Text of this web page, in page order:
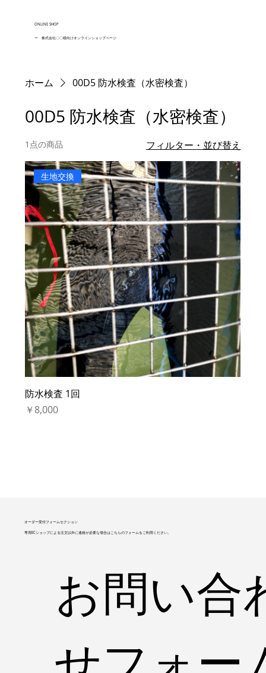
ONLINE SHOP
ー 株式会社〇〇様向けオンラインショップページ
オーダー受付フォームセクション
専用ECショップによる注文以外に連絡が必要な場合はこちらのフォームをご利用ください。
お問い合
ホーム 00D5 防水検査（水密検査）
00D5 防水検査（水密検査）
1点の商品 フィルター・並び替え
生地交換
防水検査 1回
価格
￥8,000